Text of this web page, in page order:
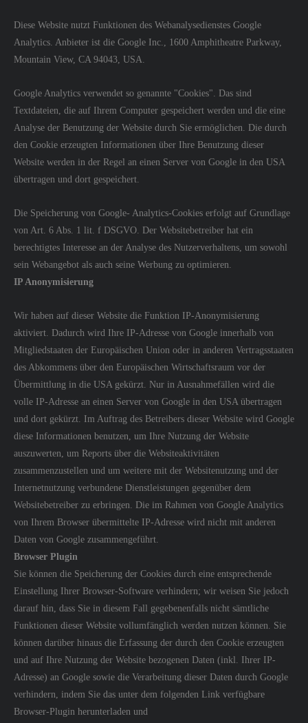
Diese Website nutzt Funktionen des Webanalysedienstes Google
Analytics. Anbieter ist die Google Inc., 1600 Amphitheatre Parkway,
Mountain View, CA 94043, USA.
Google Analytics verwendet so genannte "Cookies". Das sind
Textdateien, die auf Ihrem Computer gespeichert werden und die eine
Analyse der Benutzung der Website durch Sie ermöglichen. Die durch
den Cookie erzeugten Informationen über Ihre Benutzung dieser
Website werden in der Regel an einen Server von Google in den USA
übertragen und dort gespeichert.
Die Speicherung von Google- Analytics-Cookies erfolgt auf Grundlage
von Art. 6 Abs. 1 lit. f DSGVO. Der Websitebetreiber hat ein
berechtigtes Interesse an der Analyse des Nutzerverhaltens, um sowohl
sein Webangebot als auch seine Werbung zu optimieren.
IP Anonymisierung
Wir haben auf dieser Website die Funktion IP-Anonymisierung
aktiviert. Dadurch wird Ihre IP-Adresse von Google innerhalb von
Mitgliedstaaten der Europäischen Union oder in anderen Vertragsstaaten
des Abkommens über den Europäischen Wirtschaftsraum vor der
Übermittlung in die USA gekürzt. Nur in Ausnahmefällen wird die
volle IP-Adresse an einen Server von Google in den USA übertragen
und dort gekürzt. Im Auftrag des Betreibers dieser Website wird Google
diese Informationen benutzen, um Ihre Nutzung der Website
auszuwerten, um Reports über die Websiteaktivitäten
zusammenzustellen und um weitere mit der Websitenutzung und der
Internetnutzung verbundene Dienstleistungen gegenüber dem
Websitebetreiber zu erbringen. Die im Rahmen von Google Analytics
von Ihrem Browser übermittelte IP-Adresse wird nicht mit anderen
Daten von Google zusammengeführt.
Browser Plugin
Sie können die Speicherung der Cookies durch eine entsprechende
Einstellung Ihrer Browser-Software verhindern; wir weisen Sie jedoch
darauf hin, dass Sie in diesem Fall gegebenenfalls nicht sämtliche
Funktionen dieser Website vollumfänglich werden nutzen können. Sie
können darüber hinaus die Erfassung der durch den Cookie erzeugten
und auf Ihre Nutzung der Website bezogenen Daten (inkl. Ihrer IP-
Adresse) an Google sowie die Verarbeitung dieser Daten durch Google
verhindern, indem Sie das unter dem folgenden Link verfügbare
Browser-Plugin herunterladen und